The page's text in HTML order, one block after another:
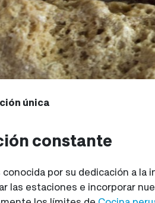
única
constante
por su dedicación a la
las estaciones e incorporar